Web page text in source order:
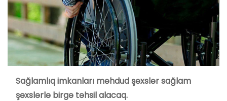
Sağlamlıq imkanları məhdud şəxslər sağlam
şəxslərlə birgə təhsil alacaq.